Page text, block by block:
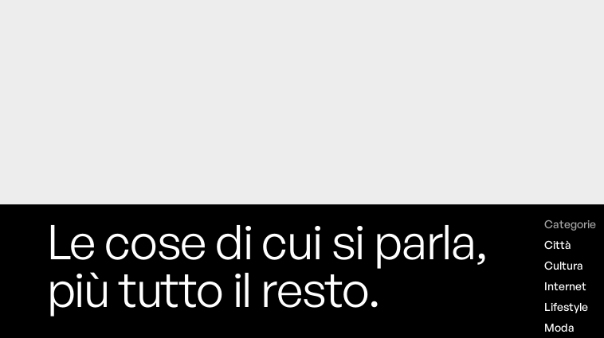
percentuale di inflazione alimentare in
più, un aumento del costo del cibo che
nel 2027 rischia di arrivare al 3 per cento.
Il ristorante Trippa ha tolto dal menù i
suoi due piatti più celebri perché troppe
persone prendevano solo quelli per
Le cose di cui si parla,
più tutto il resto.
Categorie
Città
Cultura
Internet
Lifestyle
Moda